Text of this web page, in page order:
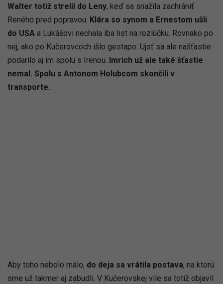
Walter totiž strelil do Leny, keď sa snažila zachrániť
Reného pred popravou. Klára so synom a Ernestom ušli
do USA a Lukášovi nechala iba list na rozlúčku. Rovnako po
nej, ako po Kučerovcoch išlo gestapo. Ujsť sa ale našťastie
podarilo aj im spolu s Irenou. Imrich už ale také šťastie
nemal. Spolu s Antonom Holubcom skončili v
transporte.
Aby toho nebolo málo, do deja sa vrátila postava, na ktorú
sme už takmer aj zabudli. V Kučerovskej vile sa totiž objavil